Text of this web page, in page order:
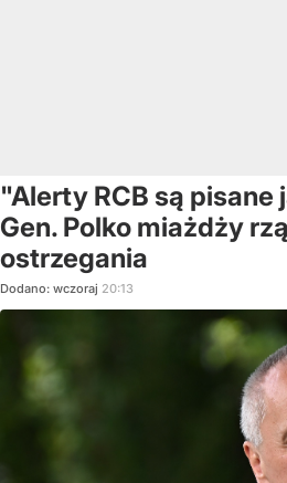
"Alerty RCB są pisane
Gen. Polko miażdży
ostrzegania
Dodano: wczoraj 20:13